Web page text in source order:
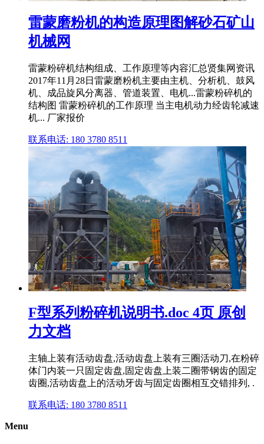
雷蒙磨粉机的构造原理图解砂石矿山
机械网
雷蒙粉碎机结构组成、工作原理等内容汇总贤集网资讯
2017年11月28日雷蒙磨粉机主要由主机、分析机、鼓风
机、成品旋风分离器、管道装置、电机...雷蒙粉碎机的
结构图 雷蒙粉碎机的工作原理 当主电机动力经齿轮减速
机... 厂家报价
联系电话: 180 3780 8511
F型系列粉碎机说明书.doc 4页 原创
力文档
主轴上装有活动齿盘,活动齿盘上装有三圈活动刀,在粉碎
体门内装一只固定齿盘,固定齿盘上装二圈带钢齿的固定
齿圈,活动齿盘上的活动牙齿与固定齿圈相互交错排列, .
联系电话: 180 3780 8511
Menu